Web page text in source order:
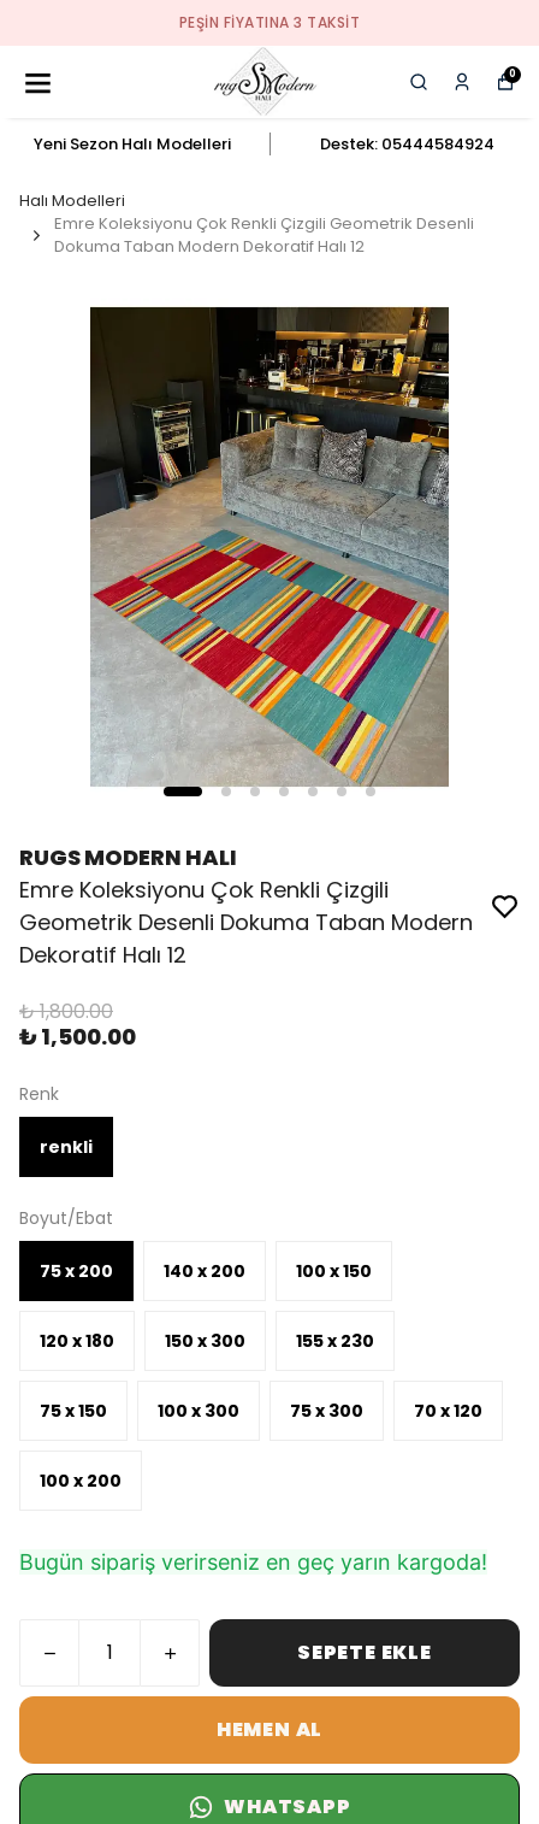
PEŞIN FIYATINA 3 TAKSIT
0
Yeni Sezon Halı Modelleri Destek: 05444584924
Halı Modelleri
Emre Koleksiyonu Çok Renkli Çizgili Geometrik Desenli
Dokuma Taban Modern Dekoratif Halı 12
RUGS MODERN HALI
Emre Koleksiyonu Çok Renkli Çizgili
Geometrik Desenli Dokuma Taban Modern
Dekoratif Halı 12
₺ 1,800.00
₺ 1,500.00
Renk
renkli
Boyut/Ebat
75 x 200 140 x 200 100 x 150
120 x 180 150 x 300 155 x 230
75 x 150 100 x 300 75 x 300 70 x 120
100 x 200
Bugün sipariş verirseniz en geç yarın kargoda!
SEPETE EKLE
HEMEN AL
WHATSAPP